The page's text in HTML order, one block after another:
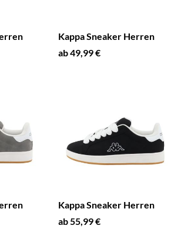
Kappa Sneaker Herren
ab 49,99 €
Kappa Sneaker Herren
ab 55,99 €